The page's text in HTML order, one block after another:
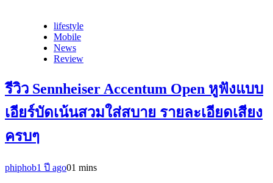
lifestyle
Mobile
News
Review
รีวิว Sennheiser Accentum Open หูฟังแบบ
เอียร์บัดเน้นสวมใส่สบาย รายละเอียดเสียง
ครบๆ
phiphob1 ปี ago01 mins